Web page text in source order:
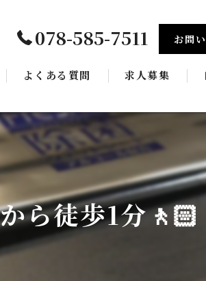
078-585-7511 お問
よくある質問 求人募集
ら徒歩1分🚶🏻